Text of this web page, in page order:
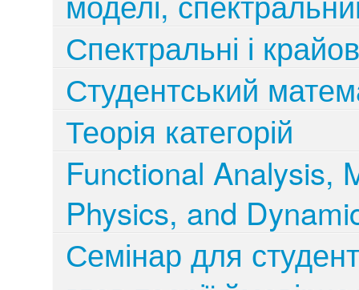
Спектральні і
Студентський
Теорія категорій
Functional Analysis,
Physics, and
Семінар для